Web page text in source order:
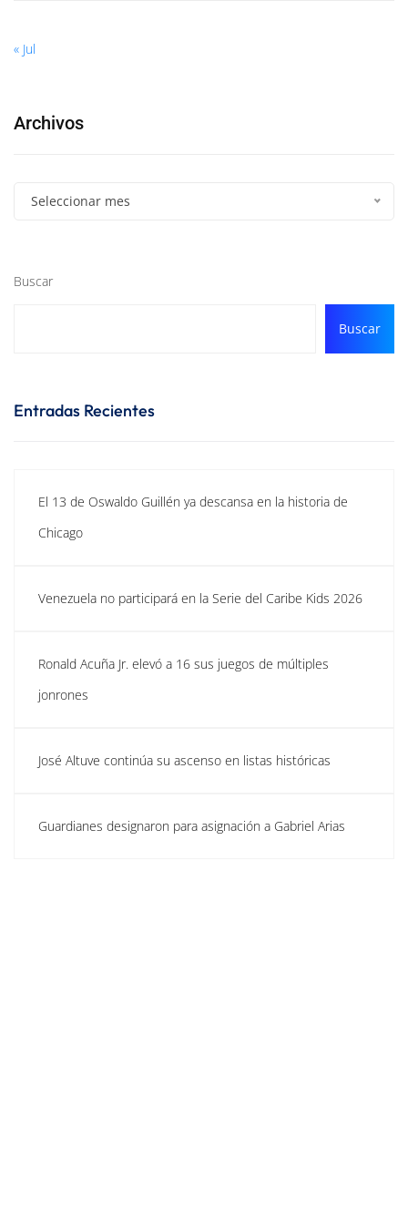
« Jul
Archivos
Seleccionar mes
Buscar
Buscar
Entradas Recientes
El 13 de Oswaldo Guillén ya descansa en la historia de
Chicago
Venezuela no participará en la Serie del Caribe Kids 2026
Ronald Acuña Jr. elevó a 16 sus juegos de múltiples
jonrones
José Altuve continúa su ascenso en listas históricas
Guardianes designaron para asignación a Gabriel Arias